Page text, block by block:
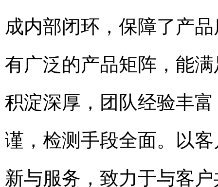
成内部闭环，保障了产
有广泛的产品矩阵，能
积淀深厚，团队经验丰
谨，检测手段全面。以
新与服务，致力于与客